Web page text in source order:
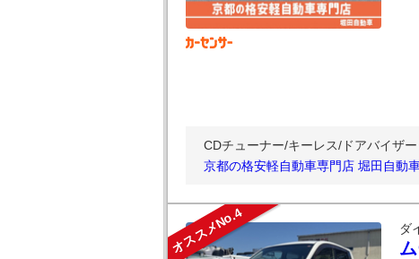
CDチューナー/キーレス/ドアバイザ
京都の格安軽自動車専門店 堀田自動
オススメNo.4 ダ